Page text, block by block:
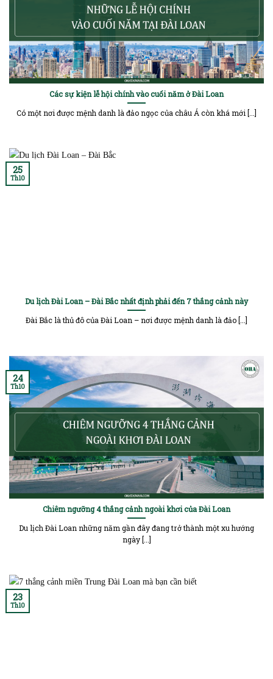
Các sự kiện lễ hội chính vào cuối năm ở Đài Loan
Có một nơi được mệnh danh là đảo ngọc của châu Á còn khá mới [...]
Du lịch Đài Loan – Đài Bắc nhất định phải đến 7 thắng cảnh này
Đài Bắc là thủ đô của Đài Loan – nơi được mệnh danh là đảo [...]
25
Th10
Chiêm ngưỡng 4 thắng cảnh ngoài khơi của Đài Loan
Du lịch Đài Loan những năm gần đây đang trở thành một xu hướng
ngày [...]
24
Th10
23
Th10